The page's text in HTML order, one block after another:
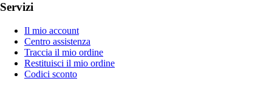
Servizi
Il mio account
Centro assistenza
Traccia il mio ordine
Restituisci il mio ordine
Codici sconto